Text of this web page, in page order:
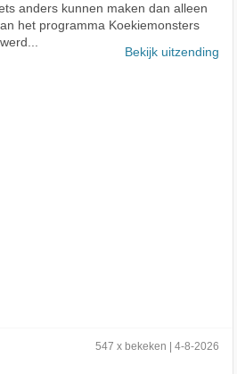
anders kunnen maken dan alleen
het programma Koekiemonsters
Bekijk uitzending
547 x bekeken | 4-8-2026